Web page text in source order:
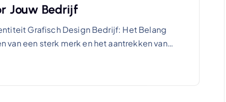
Jouw Bedrijf
Grafisch Design Bedrijf: Het Belang
van een sterk merk en het aantrekken van…